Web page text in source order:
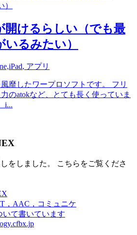
開けるらしい（でも最
るみたい）
, アプリ
靡したワープロソフトです。 フリ
のatokなど、とても長く使っていま
i...
をしました。 こちらをご覧くださ
，AAC，コミュニケ
いて書いています